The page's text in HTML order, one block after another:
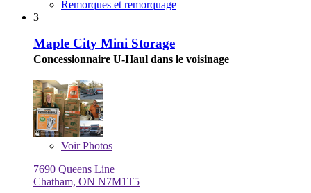
Remorques et remorquage
3
Maple City Mini Storage
Concessionnaire U-Haul dans le voisinage
VoirPhotos
7690 Queens Line
Chatham, ON N7M1T5